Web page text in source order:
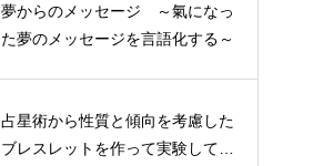
夢からのメッセージ ～氣になっ
た夢のメッセージを言語化する～
占星術から性質と傾向を考慮した
ブレスレットを作って実験してみ